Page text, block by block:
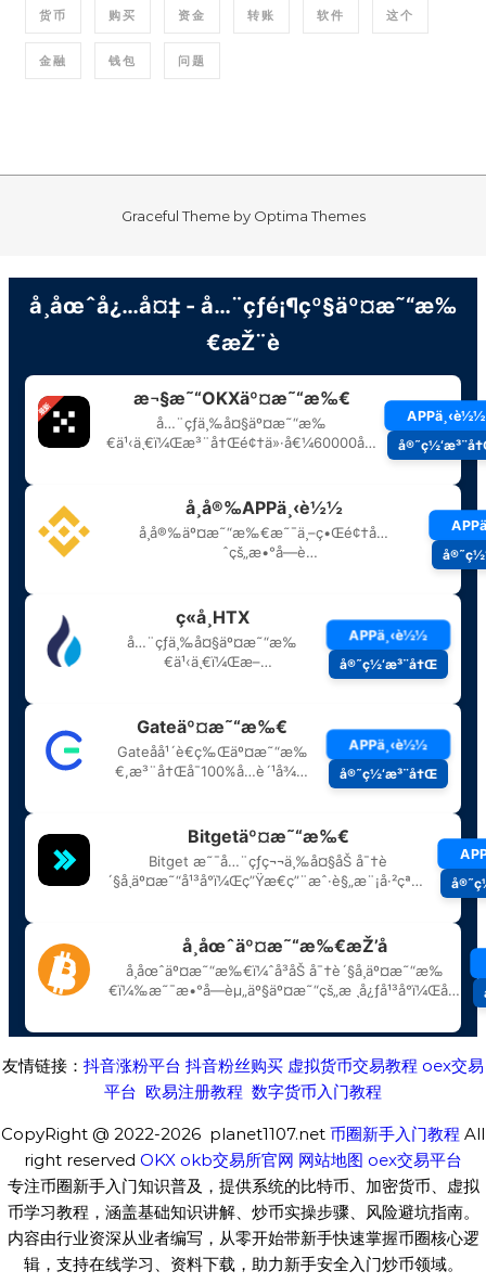
货币 购买 资金 转账 软件 这个
金融 钱包 问题
Graceful Theme by Optima Themes
友情链接： 抖音涨粉平台 抖音粉丝购买 虚拟货币交易教程 oex交易
平台 欧易注册教程 数字货币入门教程
CopyRight @ 2022-2026 planet1107.net 币圈新手入门教程 All
right reserved OKX okb交易所官网 网站地图 oex交易平台
专注币圈新手入门知识普及，提供系统的比特币、加密货币、虚拟
币学习教程，涵盖基础知识讲解、炒币实操步骤、风险避坑指南。
内容由行业资深从业者编写，从零开始带新手快速掌握币圈核心逻
辑，支持在线学习、资料下载，助力新手安全入门炒币领域。